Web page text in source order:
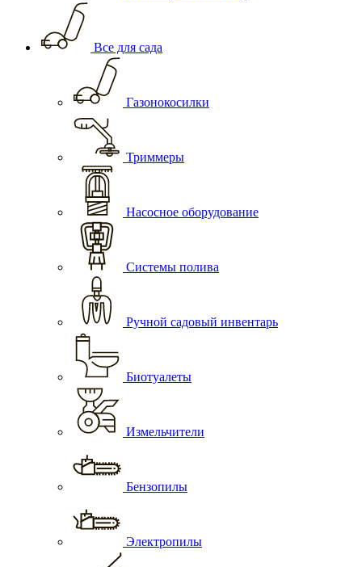
Все для сада
Газонокосилки
Триммеры
Насосное оборудование
Системы полива
Ручной садовый инвентарь
Биотуалеты
Измельчители
Бензопилы
Электропилы